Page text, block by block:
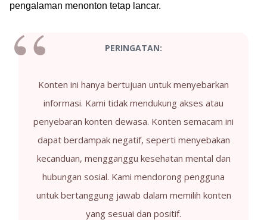
pengalaman menonton tetap lancar.
PERINGATAN:
Konten ini hanya bertujuan untuk menyebarkan
informasi. Kami tidak mendukung akses atau
penyebaran konten dewasa. Konten semacam ini
dapat berdampak negatif, seperti menyebakan
kecanduan, mengganggu kesehatan mental dan
hubungan sosial. Kami mendorong pengguna
untuk bertanggung jawab dalam memilih konten
yang sesuai dan positif.